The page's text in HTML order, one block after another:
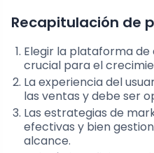
Recapitulación de
Elegir la plataforma
crucial para el
La experiencia del
las ventas y debe ser
Las estrategias de
efectivas y bien
alcance.